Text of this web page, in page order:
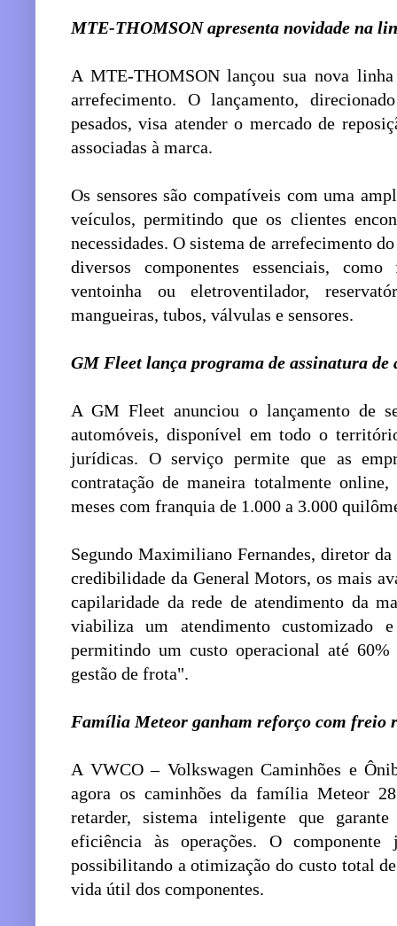
MTE-THOMSON apresenta novidade na
A MTE-THOMSON lançou sua nova
arrefecimento. O lançamento,
pesados, visa atender o mercado de
associadas à marca.
Os sensores são compatíveis com uma
veículos, permitindo que os clientes
necessidades. O sistema de arrefecimento
diversos componentes essenciais,
ventoinha ou eletroventilador,
mangueiras, tubos, válvulas e sensores.
GM Fleet lança programa de assinatura de
A GM Fleet anunciou o lançamento de
automóveis, disponível em todo o
jurídicas. O serviço permite que as
contratação de maneira totalmente
meses com franquia de 1.000 a 3.000
Segundo Maximiliano Fernandes, diretor
credibilidade da General Motors, os mais
capilaridade da rede de atendimento da
viabiliza um atendimento customizado
permitindo um custo operacional até
gestão de frota".
Família Meteor ganham reforço com freio
A VWCO – Volkswagen Caminhões e
agora os caminhões da família Meteor
retarder, sistema inteligente que
eficiência às operações. O
possibilitando a otimização do custo total
vida útil dos componentes.